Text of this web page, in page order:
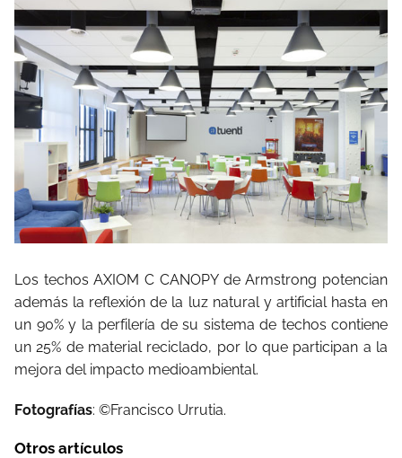
Los techos AXIOM C CANOPY de Armstrong potencian
además la reflexión de la luz natural y artificial hasta en
un 90% y la perfilería de su sistema de techos contiene
un 25% de material reciclado, por lo que participan a la
mejora del impacto medioambiental.
Fotografías: ©Francisco Urrutia.
Otros artículos